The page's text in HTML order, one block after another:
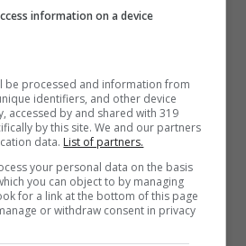
Si tratta di unaroma
il tipico sapore agelati,
anche nel campo della
sappiamo chei tuberi di
vengono usati per
information on a device
be processed and information from
identifiers, and other device
accessed by and shared with 319
by this site. We and our partners
data. List of partners.
your personal data on the basis
you can object to by managing
for a link at the bottom of this page
or withdraw consent in privacy